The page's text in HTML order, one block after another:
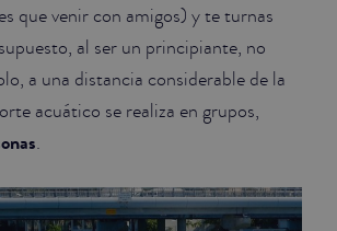
que venir con amigos) y te turnas
al ser un principiante, no
a una distancia considerable de la
acuático se realiza en grupos,
.